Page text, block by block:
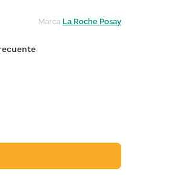
Marca La Roche Posay